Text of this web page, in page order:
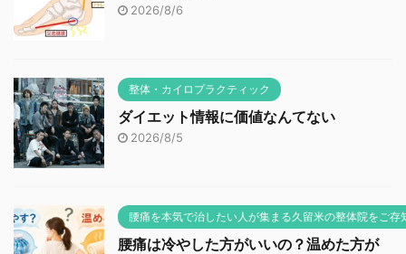
2026/8/6
整体・カイロプラクティック
ダイエット情報に価値なんてない
2026/8/5
腰痛を本気で治したい人が集まる久留米の整体院をご存
腰痛は冷やした方がいいの？温めた方が